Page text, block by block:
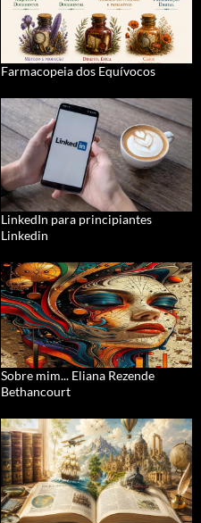
Farmacopeia dos Equívocos
LinkedIn para principiantes
Linkedin
Sobre mim... Eliana Rezende
Bethancourt